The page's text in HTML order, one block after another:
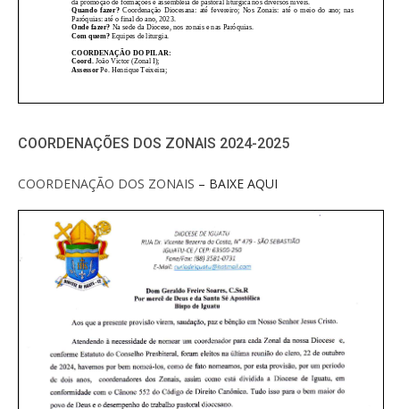
COORDENAÇÕES DOS ZONAIS 2024-2025
COORDENAÇÃO DOS ZONAIS – BAIXE AQUI